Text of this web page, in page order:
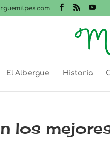
El Albergue Historia
los